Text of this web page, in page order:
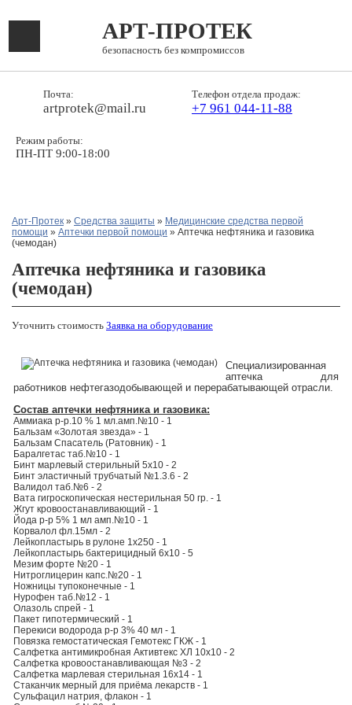
АРТ-ПРОТЕК
безопасность без компромиссов
Почта:
artprotek@mail.ru
Телефон отдела продаж:
+7 961 044-11-88
Режим работы:
ПН-ПТ 9:00-18:00
Арт-Протек » Средства защиты » Медицинские средства первой
помощи » Аптечки первой помощи » Аптечка нефтяника и газовика
(чемодан)
Аптечка нефтяника и газовика
(чемодан)
Уточнить стоимость Заявка на оборудование
Специализированная
аптечка для
работников нефтегазодобывающей и перерабатывающей отрасли.
Состав аптечки нефтяника и газовика:
Аммиака р-р.10 % 1 мл.амп.№10 - 1
Бальзам «Золотая звезда» - 1
Бальзам Спасатель (Ратовник) - 1
Баралгетас таб.№10 - 1
Бинт марлевый стерильный 5х10 - 2
Бинт эластичный трубчатый №1.3.6 - 2
Валидол таб.№6 - 2
Вата гигроскопическая нестерильная 50 гр. - 1
Жгут кровоостанавливающий - 1
Йода р-р 5% 1 мл амп.№10 - 1
Корвалол фл.15мл - 2
Лейкопластырь в рулоне 1х250 - 1
Лейкопластырь бактерицидный 6х10 - 5
Мезим форте №20 - 1
Нитроглицерин капс.№20 - 1
Ножницы тупоконечные - 1
Нурофен таб.№12 - 1
Олазоль спрей - 1
Пакет гипотермический - 1
Перекиси водорода р-р 3% 40 мл - 1
Повязка гемостатическая Гемотекс ГКЖ - 1
Салфетка антимикробная Активтекс ХЛ 10х10 - 2
Салфетка кровоостанавливающая №3 - 2
Салфетка марлевая стерильная 16х14 - 1
Стаканчик мерный для приёма лекарств - 1
Сульфацил натрия, флакон - 1